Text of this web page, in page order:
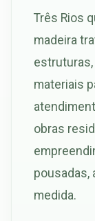
Três Rios
madeira
materiais
obras
pousadas,
medida.